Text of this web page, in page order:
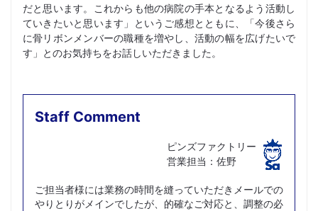
だと思います。これからも他の病院の手本となるよう活動し
ていきたいと思います」というご感想とともに、「今後さら
に骨リボンメンバーの職種を増やし、活動の幅を広げたいで
す」とのお気持ちをお話しいただきました。
Staff Comment
ピンズファクトリー
営業担当：佐野
ご担当者様には業務の時間を縫っていただきメールでの
やりとりがメインでしたが、的確なご対応と、調整の必